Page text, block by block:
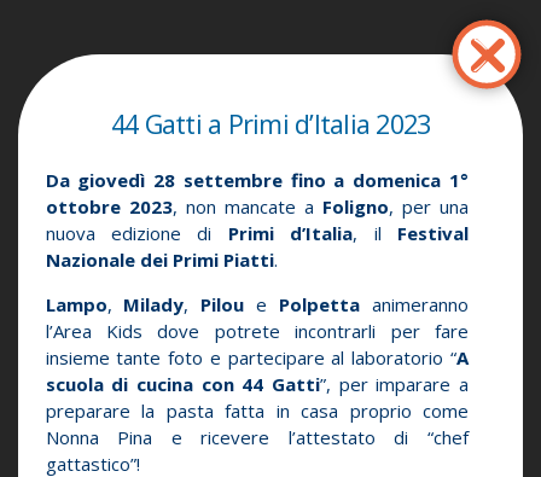
44 Gatti a Primi d’Italia 2023
Da giovedì 28 settembre fino a domenica 1°
ottobre 2023, non mancate a Foligno, per una
nuova edizione di Primi d’Italia, il Festival
Nazionale dei Primi Piatti.
Lampo, Milady, Pilou e Polpetta animeranno
l’Area Kids dove potrete incontrarli per fare
insieme tante foto e partecipare al laboratorio “A
scuola di cucina con 44 Gatti”, per imparare a
preparare la pasta fatta in casa proprio come
Nonna Pina e ricevere l’attestato di “chef
gattastico”!